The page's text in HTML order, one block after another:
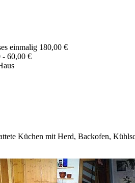
einmalig 180,00 €
- 60,00 €
Küchen mit Herd, Backofen,